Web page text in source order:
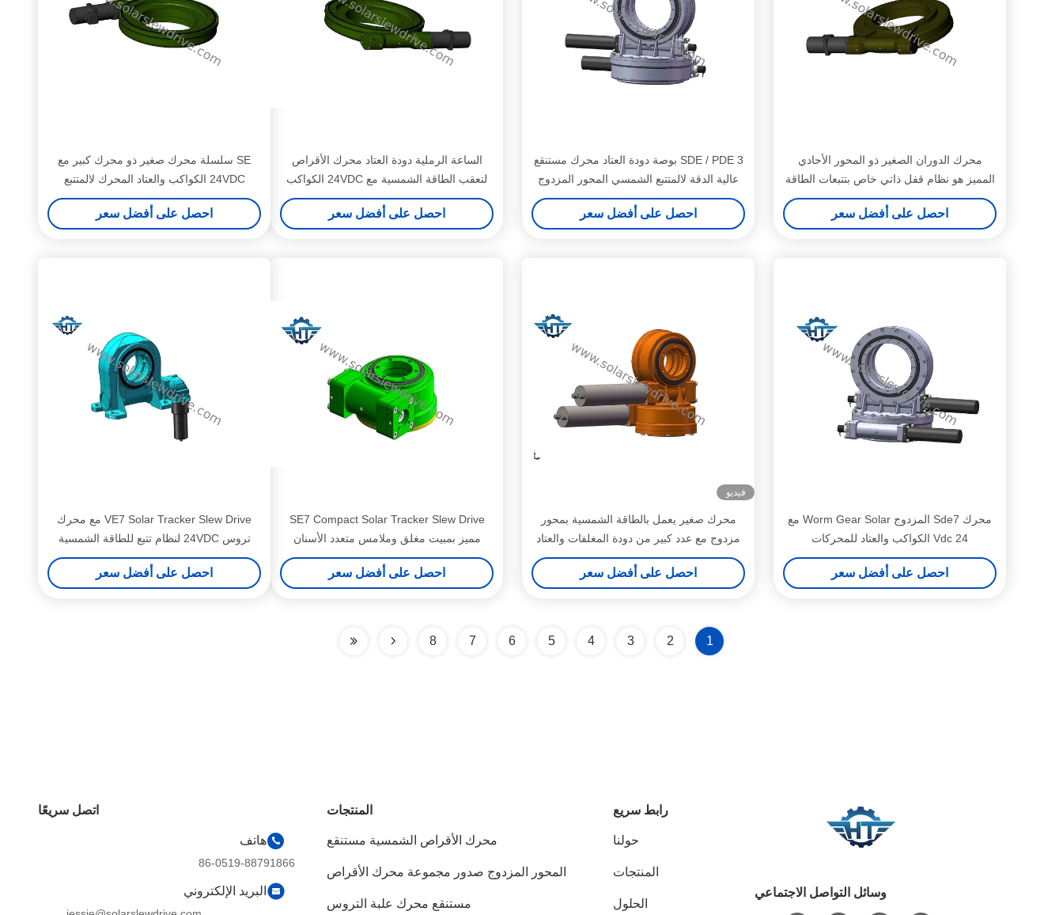
محرك الدوران الصغير ذو المحور الأحادي
المميز هو نظام قفل ذاتي خاص بتتبعات الطاقة
الشمسية الكهروضوئية والـ CPV و CSP
احصل على أفضل سعر
SDE / PDE 3 بوصة دودة العتاد محرك مستنقع
عالية الدقة لالمتتبع الشمسي المحور المزدوج
احصل على أفضل سعر
الساعة الرملية دودة العتاد محرك الأقراص
لتعقب الطاقة الشمسية مع 24VDC الكواكب
والعتاد المحرك
احصل على أفضل سعر
SE سلسلة محرك صغير ذو محرك كبير مع
24VDC الكواكب والعتاد المحرك لالمتتبع
الشمسية
احصل على أفضل سعر
محرك Sde7 المزدوج Worm Gear Solar مع
24 Vdc الكواكب والعتاد للمحركات
احصل على أفضل سعر
فيديو
محرك صغير يعمل بالطاقة الشمسية بمحور
مزدوج مع عدد كبير من دودة المغلفات والعتاد
الحلزوني للطاقة الشمسية
احصل على أفضل سعر
SE7 Compact Solar Tracker Slew Drive
مميز بمبيت مغلق وملامس متعدد الأسنان
احصل على أفضل سعر
VE7 Solar Tracker Slew Drive مع محرك
تروس 24VDC لنظام تتبع للطاقة الشمسية
الكهروضوئية 2 صورة
احصل على أفضل سعر
1
2
3
4
5
6
7
8
وسائل التواصل الاجتماعي
رابط سريع
حولنا
المنتجات
الحلول
المنتجات
محرك الأقراص الشمسية مستنقع
المحور المزدوج صدور مجموعة محرك الأقراص
مستنقع محرك علبة التروس
اتصل سريعًا
هاتف
86-0519-88791866
البريد الإلكتروني